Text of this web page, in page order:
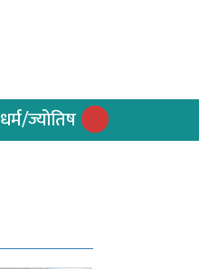
धर्म/ज्योतिष